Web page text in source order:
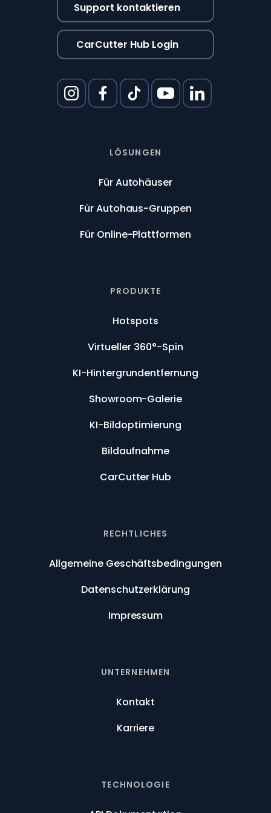
LÖSUNGEN
Für Autohäuser
Für Autohaus-Gruppen
Für Online-Plattformen
PRODUKTE
Hotspots
Virtueller 360°-Spin
KI-Hintergrundentfernung
Showroom-Galerie
KI-Bildoptimierung
Bildaufnahme
CarCutter Hub
RECHTLICHES
Allgemeine Geschäftsbedingungen
Datenschutzerklärung
Impressum
UNTERNEHMEN
Kontakt
Karriere
TECHNOLOGIE
Support kontaktieren
CarCutter Hub Login